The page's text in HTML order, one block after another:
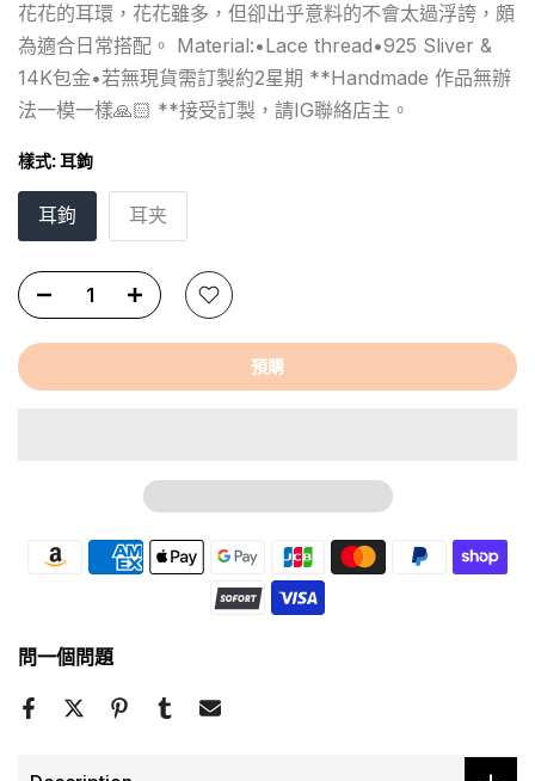
花花的耳環，花花雖多，但卻出乎意料的不會太過浮誇，頗
為適合日常搭配。 Material:•Lace thread•925 Sliver &
14K包金•若無現貨需訂製約2星期 **Handmade 作品無辦
法一模一樣🙏🏻 **接受訂製，請IG聯絡店主。
樣式:耳鉤
耳鉤 耳夹
預購
問一個問題